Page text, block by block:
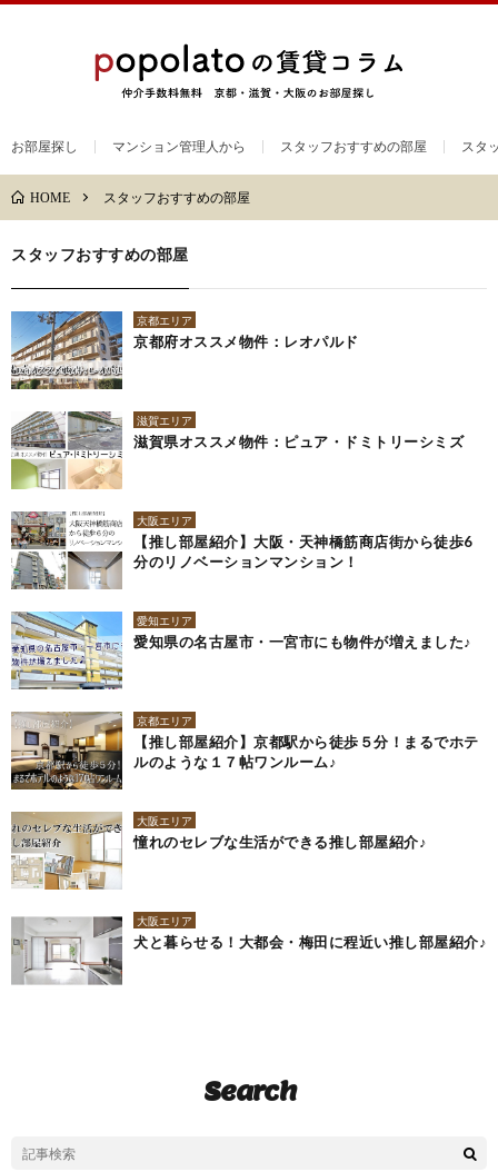
お部屋探し マンション管理人から スタッフおすすめの部屋 スタ
HOME スタッフおすすめの部屋
スタッフおすすめの部屋
京都エリア
京都府オススメ物件：レオパルド
滋賀エリア
滋賀県オススメ物件：ピュア・ドミトリーシミズ
大阪エリア
【推し部屋紹介】大阪・天神橋筋商店街から徒歩6
分のリノベーションマンション！
愛知エリア
愛知県の名古屋市・一宮市にも物件が増えました♪
京都エリア
【推し部屋紹介】京都駅から徒歩５分！まるでホテ
ルのような１７帖ワンルーム♪
大阪エリア
憧れのセレブな生活ができる推し部屋紹介♪
大阪エリア
犬と暮らせる！大都会・梅田に程近い推し部屋紹介♪
Search